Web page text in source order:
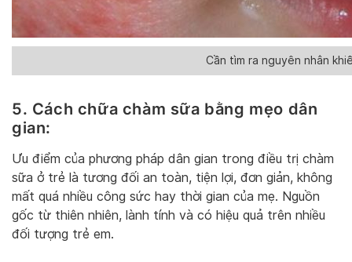
Cần tìm ra nguyên nhân
5. Cách chữa chàm sữa bằng mẹo dân
gian:
Ưu điểm của phương pháp dân gian trong điều trị chàm
sữa ở trẻ là tương đối an toàn, tiện lợi, đơn giản, không
mất quá nhiều công sức hay thời gian của mẹ. Nguồn
gốc từ thiên nhiên, lành tính và có hiệu quả trên nhiều
đối tượng trẻ em.